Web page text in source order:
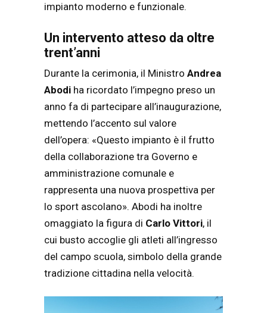
impianto moderno e funzionale.
Un intervento atteso da oltre
trent’anni
Durante la cerimonia, il Ministro Andrea
Abodi ha ricordato l’impegno preso un
anno fa di partecipare all’inaugurazione,
mettendo l’accento sul valore
dell’opera: «Questo impianto è il frutto
della collaborazione tra Governo e
amministrazione comunale e
rappresenta una nuova prospettiva per
lo sport ascolano». Abodi ha inoltre
omaggiato la figura di Carlo Vittori, il
cui busto accoglie gli atleti all’ingresso
del campo scuola, simbolo della grande
tradizione cittadina nella velocità.